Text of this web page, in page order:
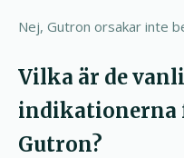
Nej, Gutron orsakar inte
Vilka är de
indikationerna
Gutron?